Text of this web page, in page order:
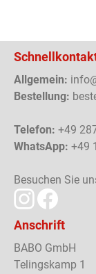
Allgemein:
Bestellung:
Telefon: +49
WhatsApp: +49
Besuchen Sie
Anschrift
BABO GmbH
Telingskamp 1